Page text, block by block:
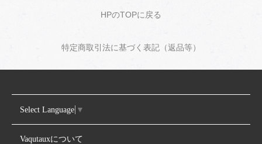
HPのTOPに戻る
特定商取引法に基づく表記（返品等）
Select Language ▼
Vaqutauxについて